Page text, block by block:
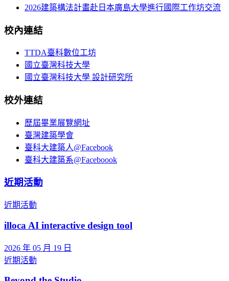
2026建築構法計畫赴日本廣島大學進行國際工作坊交流
校內連結
TTDA臺科數位工坊
國立臺灣科技大學
國立臺灣科技大學 設計研究所
校外連結
歷屆畢業展覽網址
臺灣建築學會
臺科大建築人@Facebook
臺科大建築系@Faceboook
近期活動
近期活動
illoca AI interactive design tool
2026 年 05 月 19 日
近期活動